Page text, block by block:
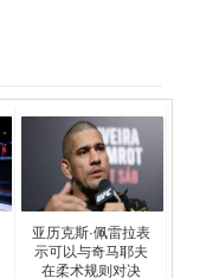
亚历克斯·佩雷拉表
示可以与奇马耶夫
在柔术规则对决